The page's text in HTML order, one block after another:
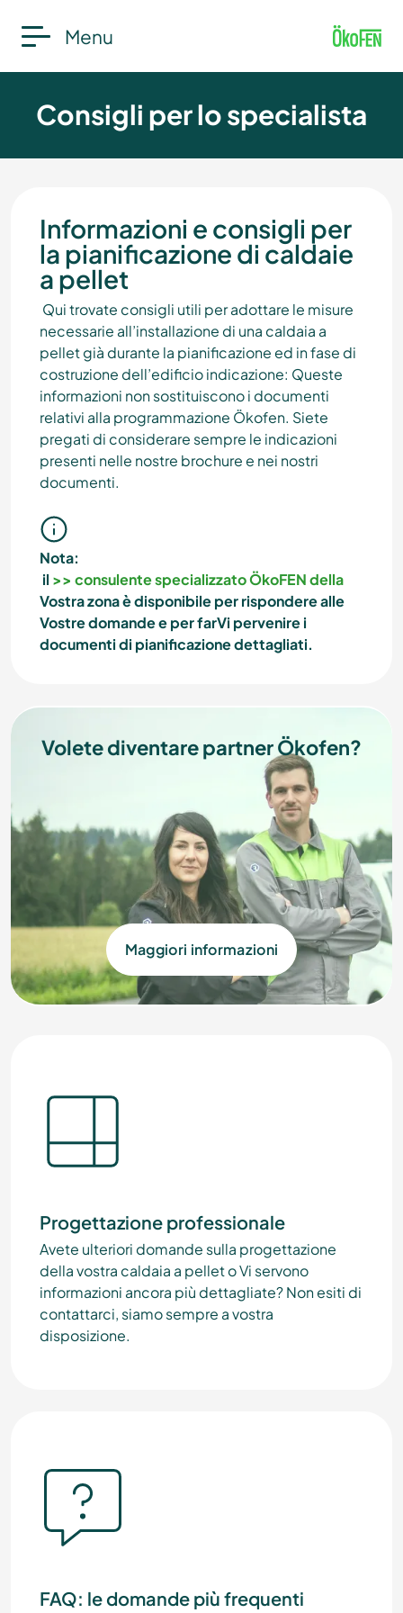
Menu
Consigli per lo specialista
Informazioni e consigli per
la pianificazione di caldaie
a pellet
Qui trovate consigli utili per adottare le misure
necessarie all’installazione di una caldaia a
pellet già durante la pianificazione ed in fase di
costruzione dell’edificioindicazione: Queste
informazioni non sostituiscono i documenti
relativi alla programmazione Ökofen. Siete
pregati di considerare sempre le indicazioni
presenti nelle nostre brochure e nei nostri
documenti.
Nota:
il >> consulente specializzato ÖkoFEN della
Vostra zonaè disponibile per rispondere alle
Vostre domande e per farVi pervenire i
documenti di pianificazione dettagliati.
Volete diventare partner Ökofen?
Maggiori informazioni
Progettazione professionale
Avete ulteriori domande sulla progettazione
della vostra caldaia a pellet o Vi servono
informazioni ancora più dettagliate? Non esiti di
contattarci, siamo sempre a vostra
disposizione.
FAQ: le domande più frequenti